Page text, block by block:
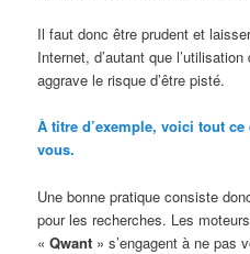
Il faut donc être prudent et
Internet, d’autant que
aggrave le risque d’être pisté.
À titre d’exemple, voici tout
vous.
Une bonne pratique consiste
pour les recherches. Les
«Qwant » s’engagent à ne pas